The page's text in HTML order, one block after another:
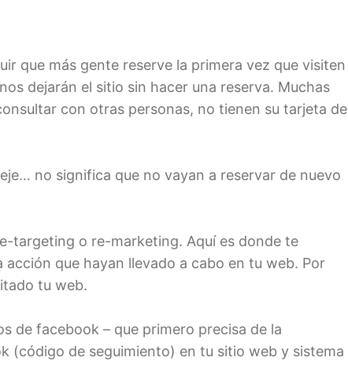
que más gente reserve la primera vez que visiten
dejarán el sitio sin hacer una reserva. Muchas
con otras personas, no tienen su tarjeta de
no significa que no vayan a reservar de nuevo
targeting o re-marketing. Aquí es donde te
que hayan llevado a cabo en tu web. Por
tu web.
de facebook – que primero precisa de la
(código de seguimiento) en tu sitio web y sistema